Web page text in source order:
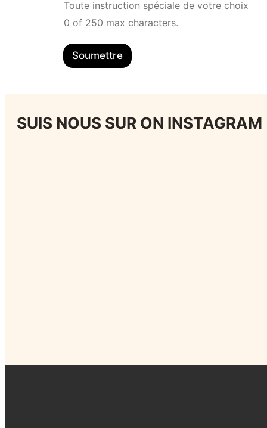
Toute instruction spéciale de votre choix
0 of 250 max characters.
Soumettre
SUIS NOUS SUR ON INSTAGRAM